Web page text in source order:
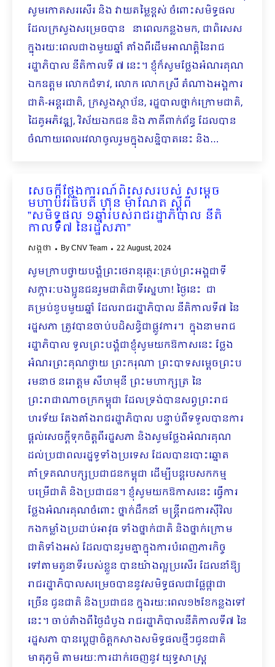
សូមកោតសរសើរ និង វាយតម្លៃខ្ពស់ ចំពោះសមិទ្ធផល
ដែលក្រសួងសម្រេចបាន​ នាពេលកន្លងមក, ជាពិសេស
ក្នុងរយៈពេលជាងមួយឆ្នាំ តាំងពីដើមអាណត្តិនៃរាជ
រដ្ឋាភិបាល នីតិកាលទី ៧ នេះ។ ខ្ញុំក៏សូមថ្លែងអំណរគុណ
ឯកឧត្តម លោកជំទាវ, លោក លោកស្រី តំណាងអង្គការ
ជាតិ-អន្តរជាតិ, ក្រសួងស្ថាប័ន, រដ្ឋបាលថ្នាក់ក្រោមជាតិ,
ដៃគូអភិវឌ្ឍ, វិស័យឯកជន និង ភាគី​ពាក់ព័ន្ធ ដែលបាន
ចំណាយពេលវេលាចូលរួមក្នុងសន្និបាតនេះ និង…
សេចក្ដីថ្លែងការណ៍ពិសេសរបស់ សម្ដេច
មហាបវរធិបតី ហ៊ុន​ ម៉ាណែត ស្ដីពី
”សមិទ្ធផល ១ឆ្នាំរបស់រាជរដ្ឋាភិបាល នីតិ
កាលទី៧ នៃរដ្ឋសភា”
សង្កថា ByCNV Team 22 August, 2024
សូមក្រាបថ្វាយបង្គំព្រះថេរានុត្ថេរៈគ្រប់ព្រះអង្គ​ជាទី
សក្ការៈបងប្អូនជនរួមជាតិជាទីស្នេហា! ថ្ងៃនេះ​ ជា
គម្រប់ខួបមួយឆ្នាំ ដែលរាជរដ្ឋាភិបាល នីតិកាលទី៧ នៃ
រដ្ឋសភា ត្រូវបានចាប់បដិសន្ធិជាផ្លូវការ។ ក្នុងនាមរាជ
រដ្ឋាភិបាល ទូលព្រះបង្គំជាខ្ញុំសូមយកឱកាសនេះ ថ្លែង
អំណរព្រះគុណថ្វាយ ព្រះករុណា ព្រះបាទសម្តេចព្រះប
រមនាថ នរោត្តម សីហមុនី ព្រះមហាក្សត្រ នៃ
ព្រះរាជាណាចក្រកម្ពុជា ដែលទ្រង់បានសព្វព្រះរាជ
ហរទ័យ តែងតាំងរាជរដ្ឋាភិបាល បន្ទាប់ពីទទួលបានការ
ផ្តល់សេចក្តីទុកចិត្តពីរដ្ឋសភា និងសូមថ្លែងអំណរគុណ
ដល់ប្រជាពលរដ្ឋទូទាំងប្រទេស ដែលបានបោះឆ្នោត
គាំទ្រគណបក្សប្រជាជនកម្ពុជា ដើម្បីបន្តបេសកកម្ម
បម្រើជាតិ និងប្រជាជន។ ខ្ញុំសូមយកឱកាសនេះ ធ្វើការ
ថ្លែងអំណរគុណចំពោះ ថ្នាក់ដឹកនាំ មន្រ្តីរាជការស៊ីវិល
កងកម្លាំងប្រដាប់អាវុធ ទាំងថ្នាក់ជាតិ និងថ្នាក់ក្រោម
ជាតិទាំងអស់ ដែលបានរួមគ្នាក្នុងការបំពេញភារកិច្ច
ទៅតាមតួនាទីរបស់ខ្លួន ​បានយ៉ាងល្អប្រសើរ ដែលនាំឱ្យ
រាជរដ្ឋាភិបាលសម្រេចបាននូវសមិទ្ធផលជាផ្លែផ្កាជា
ច្រើន ជូនជាតិ និងប្រជាជន ក្នុងរយៈពេល១២ខែកន្លងទៅ
នេះ។​ ចាប់តំាងពីថ្ងៃដំបូង រាជរដ្ឋាភិបាលនីតិកាលទី៧ នៃ
រដ្ឋសភា បានប្តេជ្ញាចិត្តកសាងសមិទ្ធផលថ្មីៗជូនជាតិ
មាតុភូមិ តាមរយៈការដាក់ចេញនូវ យុទ្ធសាស្ត្រ